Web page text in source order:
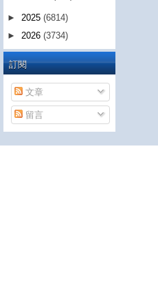
► 2025 (6814)
► 2026 (3734)
訂閱
文章
留言